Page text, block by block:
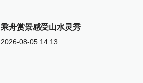
乘舟赏景感受山水灵秀
2026-08-05 14:13